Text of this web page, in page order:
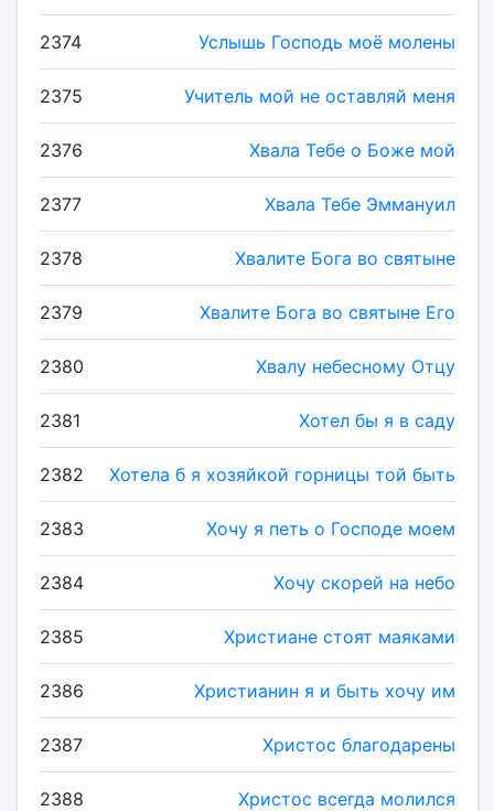
2374 Услышь Господь моё молены
2375 Учитель мой не оставляй меня
2376 Хвала Тебе о Боже мой
2377 Хвала Тебе Эммануил
2378 Хвалите Бога во святыне
2379 Хвалите Бога во святыне Его
2380 Хвалу небесному Отцу
2381 Хотел бы я в саду
2382 Хотела б я хозяйкой горницы той быть
2383 Хочу я петь о Господе моем
2384 Хочу скорей на небо
2385 Христиане стоят маяками
2386 Христианин я и быть хочу им
2387 Христос благодарены
2388 Христос всегда молился